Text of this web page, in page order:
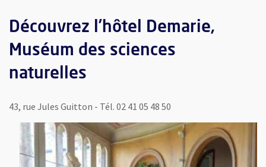
Découvrez l’hôtel Demarie,
Muséum des sciences
naturelles
43, rue Jules Guitton - Tél. 02 41 05 48 50